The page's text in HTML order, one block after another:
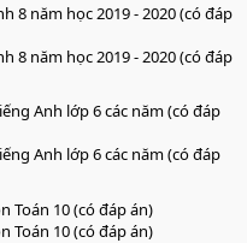
8 năm học 2019 - 2020 (có đáp
8 năm học 2019 - 2020 (có đáp
Anh lớp 6 các năm (có đáp
Anh lớp 6 các năm (có đáp
Toán 10 (có đáp án)
Toán 10 (có đáp án)